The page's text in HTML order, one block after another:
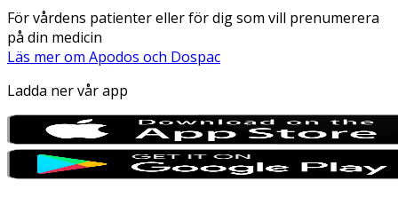
För vårdens patienter eller för dig som vill prenumerera
på din medicin
Läs mer om Apodos och Dospac
Ladda ner vår app